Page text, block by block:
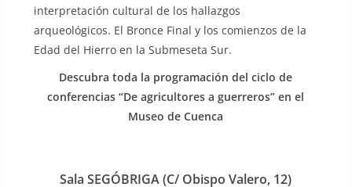
interpretación cultural de los hallazgos
arqueológicos. El Bronce Final y los comienzos de la
Edad del Hierro en la Submeseta Sur.
Descubra toda la programación del ciclo de
conferencias “De agricultores a guerreros” en el
Museo de Cuenca
Sala SEGÓBRIGA (C/ Obispo Valero, 12)